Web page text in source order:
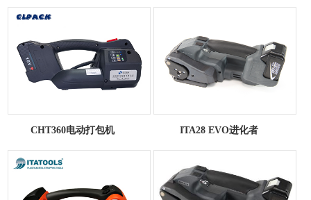
CHT360电动打包机 ITA28 EVO进化者